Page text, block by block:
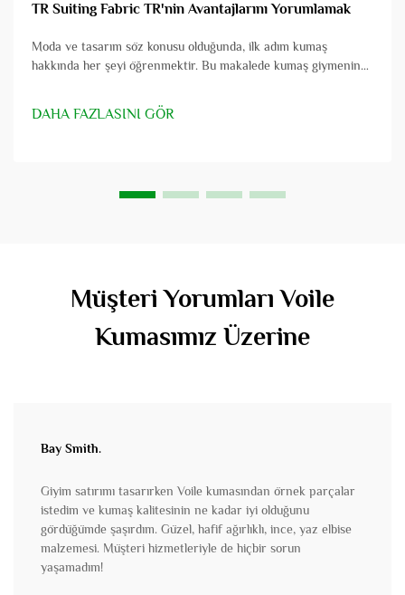
TR Suiting Fabric TR'nin Avantajlarını Yorumlamak
Moda ve tasarım söz konusu olduğunda, ilk adım kumaş
hakkında her şeyi öğrenmektir. Bu makalede kumaş giymenin
DAHA FAZLASINI GÖR
Müşteri Yorumları Voile
Kumasımız Üzerine
Bay Smith.
Giyim satırımı tasarırken Voile kumasından örnek parçalar
istedim ve kumaş kalitesinin ne kadar iyi olduğunu
gördüğümde şaşırdım. Güzel, hafif ağırlıklı, ince, yaz elbise
malzemesi. Müşteri hizmetleriyle de hiçbir sorun
yaşamadım!